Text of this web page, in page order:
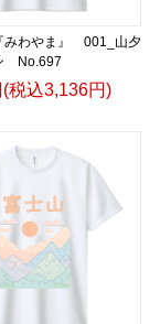
みわやま』 001_山夕
No.697
税込3,136円)